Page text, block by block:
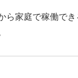
ら家庭で稼働で